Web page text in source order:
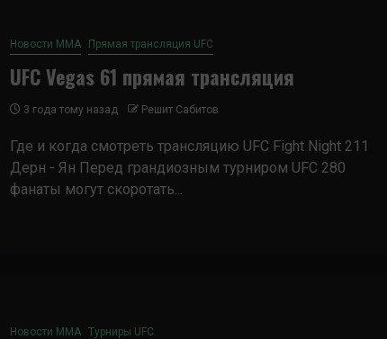
Новости ММА Прямая трансляция UFC
UFC Vegas 61 прямая трансляция
3 года тому назад Решит Сабитов
Где и когда смотреть трансляцию UFC Fight Night 211
Дерн - Ян Перед грандиозным турниром UFC 280
фанаты могут скоротать...
Новости ММА Турниры UFC